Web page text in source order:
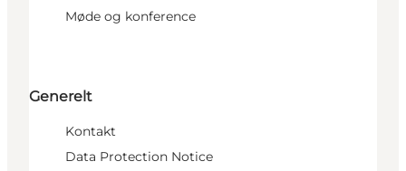
Møde og konference
Generelt
Kontakt
Data Protection Notice